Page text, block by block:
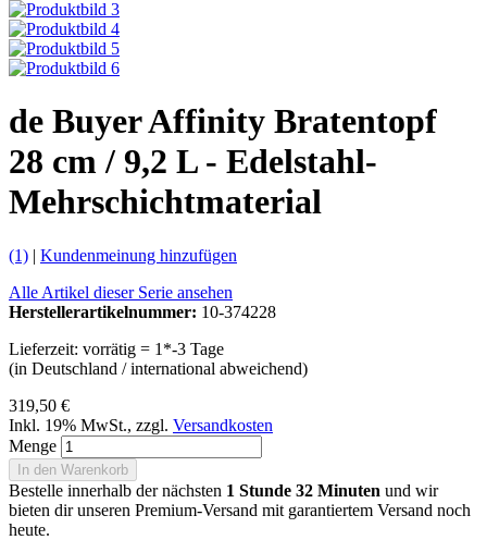
de Buyer Affinity Bratentopf
28 cm / 9,2 L - Edelstahl-
Mehrschichtmaterial
(1) | Kundenmeinung hinzufügen
Alle Artikel dieser Serie ansehen
Herstellerartikelnummer: 10-374228
Lieferzeit: vorrätig = 1*-3 Tage
(in Deutschland / international abweichend)
319,50 €
Inkl. 19% MwSt., zzgl. Versandkosten
Menge
In den Warenkorb
Bestelle innerhalb der nächsten 1 Stunde 32 Minuten und wir
bieten dir unseren Premium-Versand mit garantiertem Versand noch
heute.